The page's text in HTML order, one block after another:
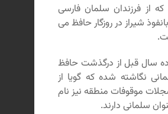
از فرزندان سلمان فارسی
شیراز در روزگار حافظ می
سال قبل از درگذشت حافظ
نگاشته شده که گویا از
موقوفات منطقه نیز نام
سلمانی دارند.